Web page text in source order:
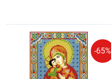
-65%